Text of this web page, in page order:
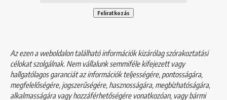
Az ezen a weboldalon található információk kizárólag szórakoztatási
célokat szolgálnak. Nem vállalunk semmiféle kifejezett vagy
hallgatólagos garanciát az információk teljességére, pontosságára,
megfelelőségére, jogszerűségére, hasznosságára, megbízhatóságára,
alkalmasságára vagy hozzáférhetőségére vonatkozóan, vagy bármi